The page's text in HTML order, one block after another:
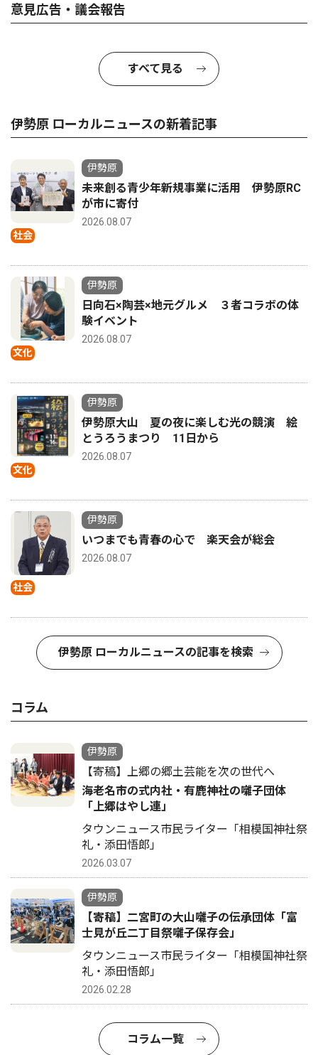
意見広告・議会報告
すべて見る
伊勢原 ローカルニュースの新着記事
社会
伊勢原
未来創る青少年新規事業に活用 伊勢原RC
が市に寄付
2026.08.07
文化
伊勢原
日向石×陶芸×地元グルメ ３者コラボの体
験イベント
2026.08.07
文化
伊勢原
伊勢原大山 夏の夜に楽しむ光の競演 絵
とうろうまつり 11日から
2026.08.07
社会
伊勢原
いつまでも青春の心で 楽天会が総会
2026.08.07
伊勢原 ローカルニュースの記事を検索
コラム
伊勢原
【寄稿】上郷の郷土芸能を次の世代へ
海老名市の式内社・有鹿神社の囃子団体
「上郷はやし連」
タウンニュース市民ライター「相模国神社祭
礼・添田悟郎」
2026.03.07
伊勢原
【寄稿】二宮町の大山囃子の伝承団体「富
士見が丘二丁目祭囃子保存会」
タウンニュース市民ライター「相模国神社祭
礼・添田悟郎」
2026.02.28
コラム一覧